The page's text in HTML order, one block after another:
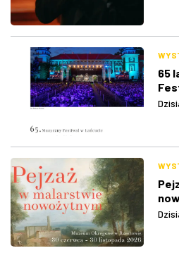
65